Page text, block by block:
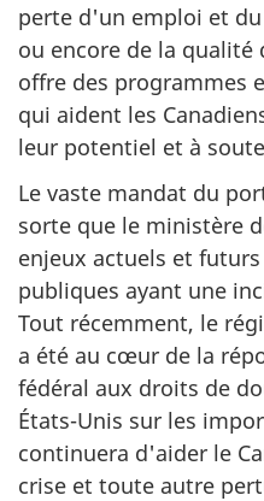
perte d'un emploi et
ou encore de la qualité
offre des programmes
qui aident les
leur potentiel et à
Le vaste mandat du
sorte que le ministère
enjeux actuels et
publiques ayant une
Tout récemment, le
a été au cœur de la
fédéral aux droits de
États-Unis sur les
continuera d'aider le
crise et toute autre